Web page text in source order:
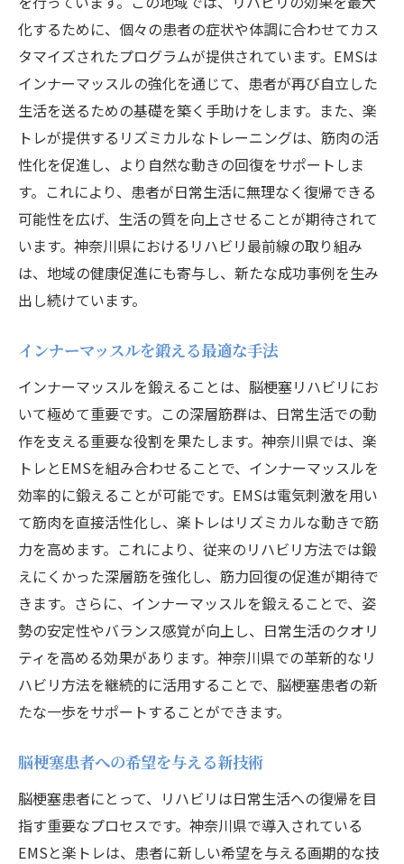
化するために、個々の患者の症状や体調に合わせてカス
タマイズされたプログラムが提供されています。EMSは
インナーマッスルの強化を通じて、患者が再び自立した
生活を送るための基礎を築く手助けをします。また、楽
トレが提供するリズミカルなトレーニングは、筋肉の活
性化を促進し、より自然な動きの回復をサポートしま
す。これにより、患者が日常生活に無理なく復帰できる
可能性を広げ、生活の質を向上させることが期待されて
います。神奈川県におけるリハビリ最前線の取り組み
は、地域の健康促進にも寄与し、新たな成功事例を生み
出し続けています。
インナーマッスルを鍛える最適な手法
インナーマッスルを鍛えることは、脳梗塞リハビリにお
いて極めて重要です。この深層筋群は、日常生活での動
作を支える重要な役割を果たします。神奈川県では、楽
トレとEMSを組み合わせることで、インナーマッスルを
効率的に鍛えることが可能です。EMSは電気刺激を用い
て筋肉を直接活性化し、楽トレはリズミカルな動きで筋
力を高めます。これにより、従来のリハビリ方法では鍛
えにくかった深層筋を強化し、筋力回復の促進が期待で
きます。さらに、インナーマッスルを鍛えることで、姿
勢の安定性やバランス感覚が向上し、日常生活のクオリ
ティを高める効果があります。神奈川県での革新的なリ
ハビリ方法を継続的に活用することで、脳梗塞患者の新
たな一歩をサポートすることができます。
脳梗塞患者への希望を与える新技術
脳梗塞患者にとって、リハビリは日常生活への復帰を目
指す重要なプロセスです。神奈川県で導入されている
EMSと楽トレは、患者に新しい希望を与える画期的な技